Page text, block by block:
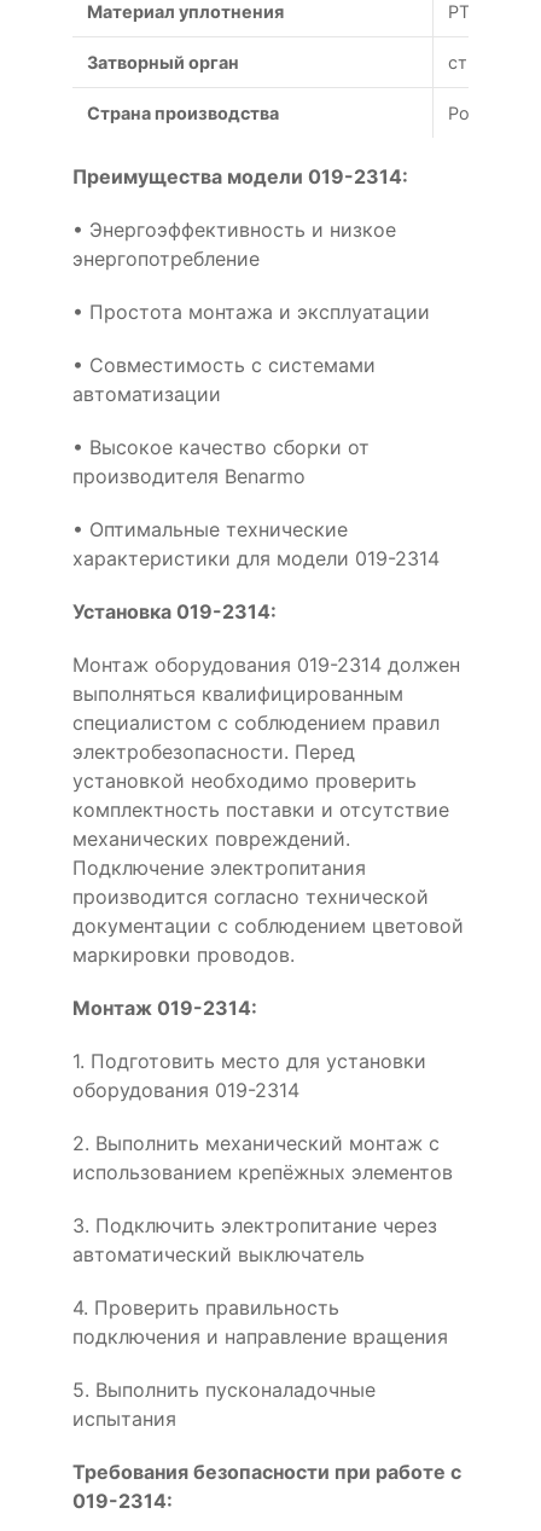
Материал уплотнения PTFE
Затворный орган створки
Страна производства Россия
Преимущества модели 019-2314:
• Энергоэффективность и низкое
энергопотребление
• Простота монтажа и эксплуатации
• Совместимость с системами
автоматизации
• Высокое качество сборки от
производителя Benarmo
• Оптимальные технические
характеристики для модели 019-2314
Установка 019-2314:
Монтаж оборудования 019-2314 должен
выполняться квалифицированным
специалистом с соблюдением правил
электробезопасности. Перед
установкой необходимо проверить
комплектность поставки и отсутствие
механических повреждений.
Подключение электропитания
производится согласно технической
документации с соблюдением цветовой
маркировки проводов.
Монтаж 019-2314:
1. Подготовить место для установки
оборудования 019-2314
2. Выполнить механический монтаж с
использованием крепёжных элементов
3. Подключить электропитание через
автоматический выключатель
4. Проверить правильность
подключения и направление вращения
5. Выполнить пусконаладочные
испытания
Требования безопасности при работе с
019-2314: